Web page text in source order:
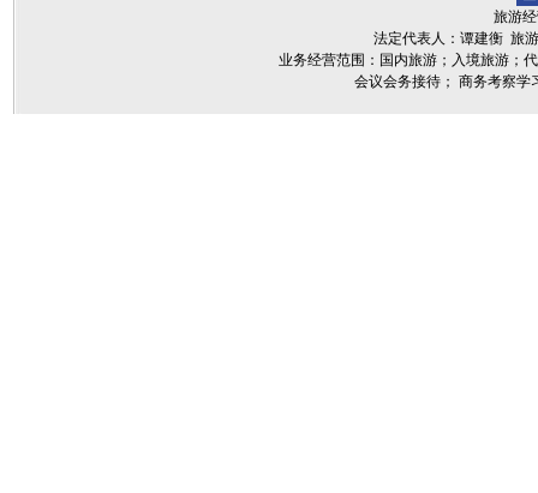
旅游
法定代表人：谭建衡 旅
业务经营范围：国内旅游；入境旅游；
会议会务接待； 商务考察学